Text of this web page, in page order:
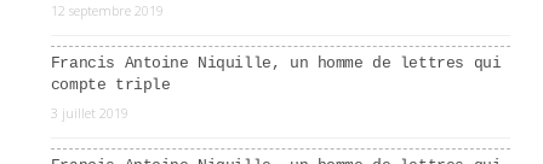
12 septembre 2019
Francis Antoine Niquille, un homme de lettres qui
compte triple
3 juillet 2019